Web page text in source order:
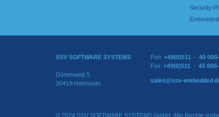
Security-
SSV SOFTWARE SYSTEMS
Dünenweg 5
30419 Hannover
Fon: +49(0)511 · 40
Fax: +49(0)511 · 40
sales@ssv-
© 2024 SSV SOFTWARE SYSTEMS GmbH. Alle Rechte